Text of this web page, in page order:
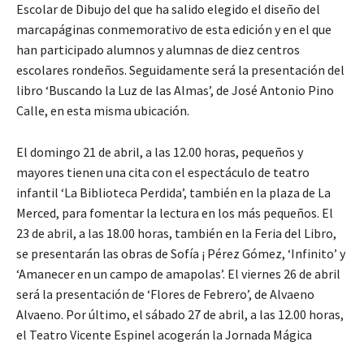
Escolar de Dibujo del que ha salido elegido el diseño del
marcapáginas conmemorativo de esta edición y en el que
han participado alumnos y alumnas de diez centros
escolares rondeños. Seguidamente será la presentación del
libro ‘Buscando la Luz de las Almas’, de José Antonio Pino
Calle, en esta misma ubicación.
El domingo 21 de abril, a las 12.00 horas, pequeños y
mayores tienen una cita con el espectáculo de teatro
infantil ‘La Biblioteca Perdida’, también en la plaza de La
Merced, para fomentar la lectura en los más pequeños. El
23 de abril, a las 18.00 horas, también en la Feria del Libro,
se presentarán las obras de Sofía ¡ Pérez Gómez, ‘Infinito’ y
‘Amanecer en un campo de amapolas’. El viernes 26 de abril
será la presentación de ‘Flores de Febrero’, de Alvaeno
Alvaeno. Por último, el sábado 27 de abril, a las 12.00 horas,
el Teatro Vicente Espinel acogerán la Jornada Mágica